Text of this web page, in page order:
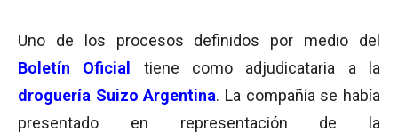
Uno de los procesos definidos por medio del
Boletín Oficial
tiene como adjudicataria a la
droguería Suizo Argentina. La compañía se había
presentado en representación de la